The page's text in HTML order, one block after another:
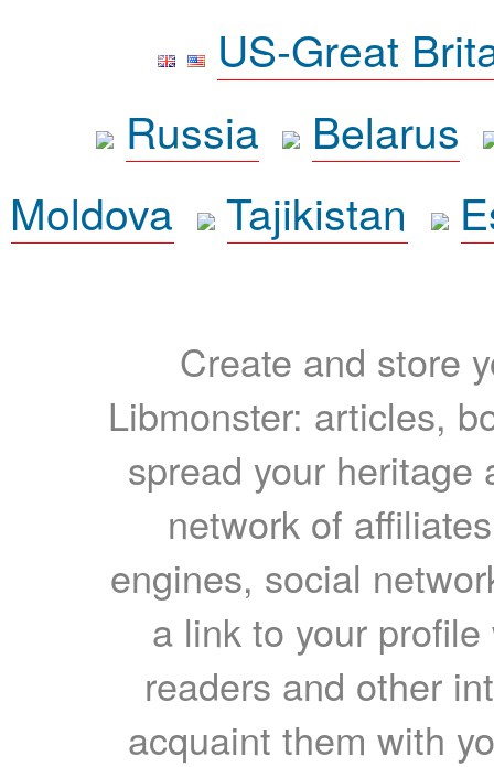
US-Great
Russia
Belarus
Moldova
Tajikistan
Create and store
Libmonster: articles,
spread your heritage
network of
engines, social
a link to your
readers and other
acquaint them with